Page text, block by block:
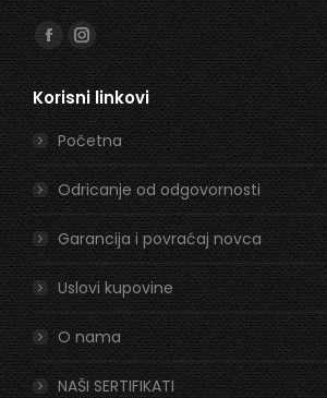
Find us on:
Facebook
page
opens
in
new
window
Instagram
page
opens
in
new
window
Korisni linkovi
Početna
Odricanje od odgovornosti
Garancija i povraćaj novca
Uslovi kupovine
O nama
NAŠI SERTIFIKATI